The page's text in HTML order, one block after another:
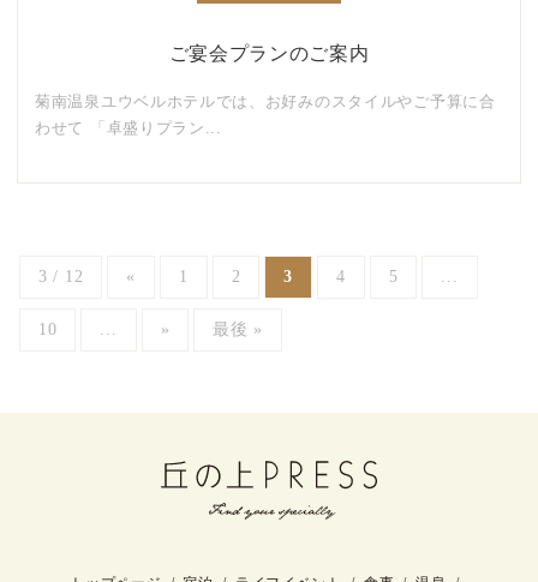
ご宴会プランのご案内
菊南温泉ユウベルホテルでは、お好みのスタイルやご予算に合
わせて 「卓盛りプラン...
3 / 12 « 1 2 3 4 5
10 ... » 最後 »